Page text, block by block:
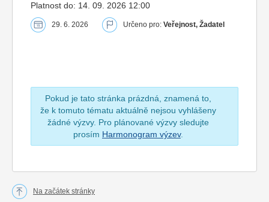
Platnost do: 14. 09. 2026 12:00
29. 6. 2026 Určeno pro: Veřejnost, Žadatel
Pokud je tato stránka prázdná, znamená to,
že k tomuto tématu aktuálně nejsou vyhlášeny
žádné výzvy. Pro plánované výzvy sledujte
prosím Harmonogram výzev.
Na začátek stránky